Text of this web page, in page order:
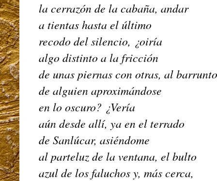
la cerrazón de la cabaña, andar
a tientas hasta el último
recodo del silencio, ¿oiría
algo distinto a la fricción
de unas piernas con otras, al
de alguien aproximándose
en lo oscuro? ¿Vería
aún desde allí, ya en el terrado
de Sanlúcar, asiéndome
al parteluz de la ventana, el bulto
azul de los faluchos y, más cerca,